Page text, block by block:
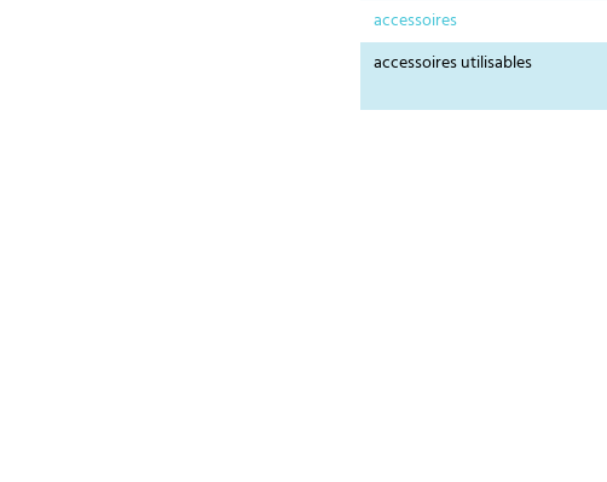
accessoires
accessoires utilisables